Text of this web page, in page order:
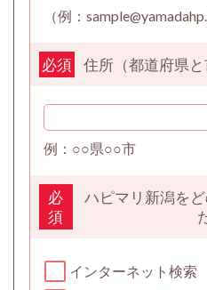
（例：
住所（都道府県と
必須
例：○○県○○市
ハピマリ新潟を
必
須
インターネット検索